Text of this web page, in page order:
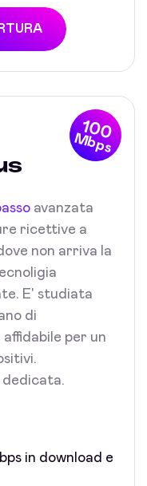
100
Mbps
avanzata
ricettive a
non arriva la
E' studiata
di
per un
dedicata.
in download e